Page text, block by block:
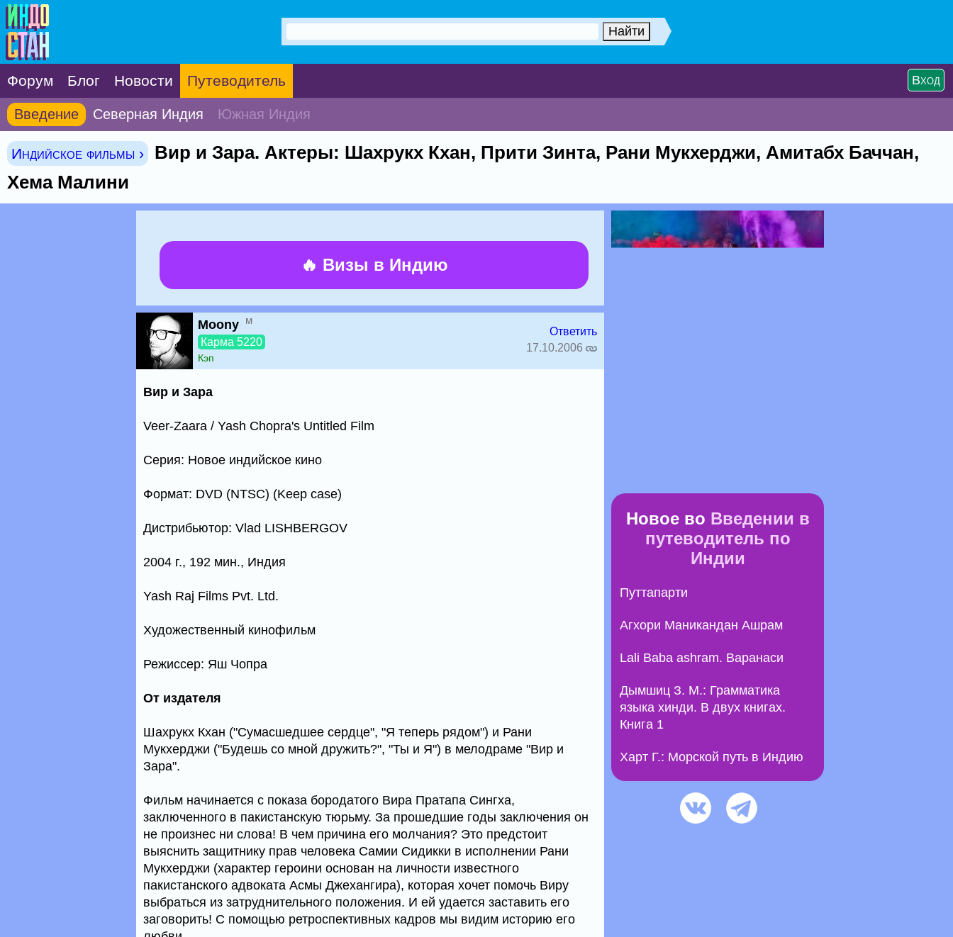
Форум Блог Новости Путеводитель Вход
Введение Северная Индия Южная Индия
Индийское фильмы ›
Вир и Зара. Актеры: Шахрукх Кхан, Прити Зинта, Рани Мукхерджи, Амитабх Баччан,
Хема Малини
🔥 Визы в Индию
Moony м
Карма 5220
Кэп
Ответить
17.10.2006
Вир и Зара
Veer-Zaara / Yash Chopra's Untitled Film
Серия: Новое индийское кино
Формат: DVD (NTSC) (Keep case)
Дистрибьютор: Vlad LISHBERGOV
2004 г., 192 мин., Индия
Yash Raj Films Pvt. Ltd.
Художественный кинофильм
Режиссер: Яш Чопра
От издателя
Шахрукх Кхан ("Сумасшедшее сердце", "Я теперь рядом") и Рани
Мукхерджи ("Будешь со мной дружить?", "Ты и Я") в мелодраме "Вир и
Зара".
Фильм начинается с показа бородатого Вира Пратапа Сингха,
заключенного в пакистанскую тюрьму. За прошедшие годы заключения он
не произнес ни слова! В чем причина его молчания? Это предстоит
выяснить защитнику прав человека Самии Сидикки в исполнении Рани
Мукхерджи (характер героини основан на личности известного
пакистанского адвоката Асмы Джехангира), которая хочет помочь Виру
выбраться из затруднительного положения. И ей удается заставить его
заговорить! С помощью ретроспективных кадров мы видим историю его
Новое во Введении в
путеводитель по
Индии
Путтапарти
Агхори Маникандан Ашрам
Lali Baba ashram. Варанаси
Дымшиц З. М.: Грамматика
языка хинди. В двух книгах.
Книга 1
Харт Г.: Морской путь в Индию